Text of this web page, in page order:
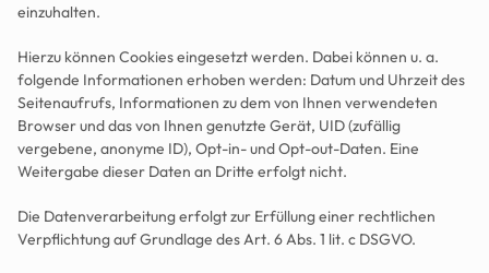
einzuhalten.
Hierzu können Cookies eingesetzt werden. Dabei können u. a.
folgende Informationen erhoben werden: Datum und Uhrzeit des
Seitenaufrufs, Informationen zu dem von Ihnen verwendeten
Browser und das von Ihnen genutzte Gerät, UID (zufällig
vergebene, anonyme ID), Opt-in- und Opt-out-Daten. Eine
Weitergabe dieser Daten an Dritte erfolgt nicht.
Die Datenverarbeitung erfolgt zur Erfüllung einer rechtlichen
Verpflichtung auf Grundlage des Art. 6 Abs. 1 lit. c DSGVO.